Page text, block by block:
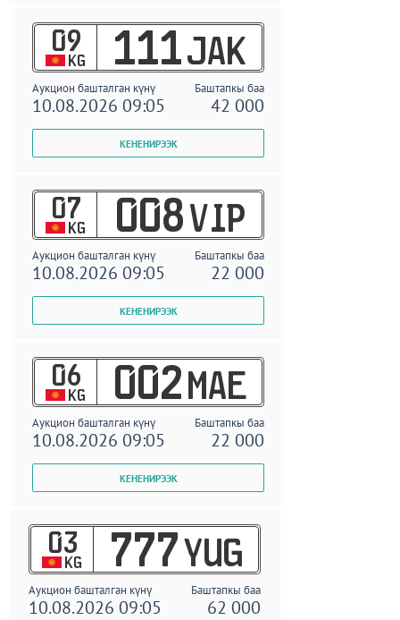
09
KG 111 JAK
Аукцион башталган күнү Баштапкы баа
10.08.2026 09:05 42 000
07
KG 008 VIP
Аукцион башталган күнү Баштапкы баа
10.08.2026 09:05 22 000
06
KG 002 MAE
Аукцион башталган күнү Баштапкы баа
10.08.2026 09:05 22 000
03
KG 777 YUG
Аукцион башталган күнү Баштапкы баа
10.08.2026 09:05 62 000